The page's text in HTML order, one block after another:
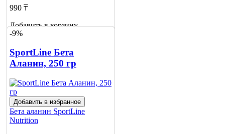
990 ₸
Добавить в корзину
1
-9%
SportLine Бета
Аланин, 250 гр
Добавить в избранное
Бета аланин SportLine
Nutrition